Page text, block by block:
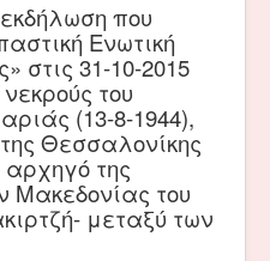
που
Ενωτική
στις 31-10-2015
του
(13-8-1944),
Θεσσαλονίκης
αρχηγό της
του
μεταξύ των